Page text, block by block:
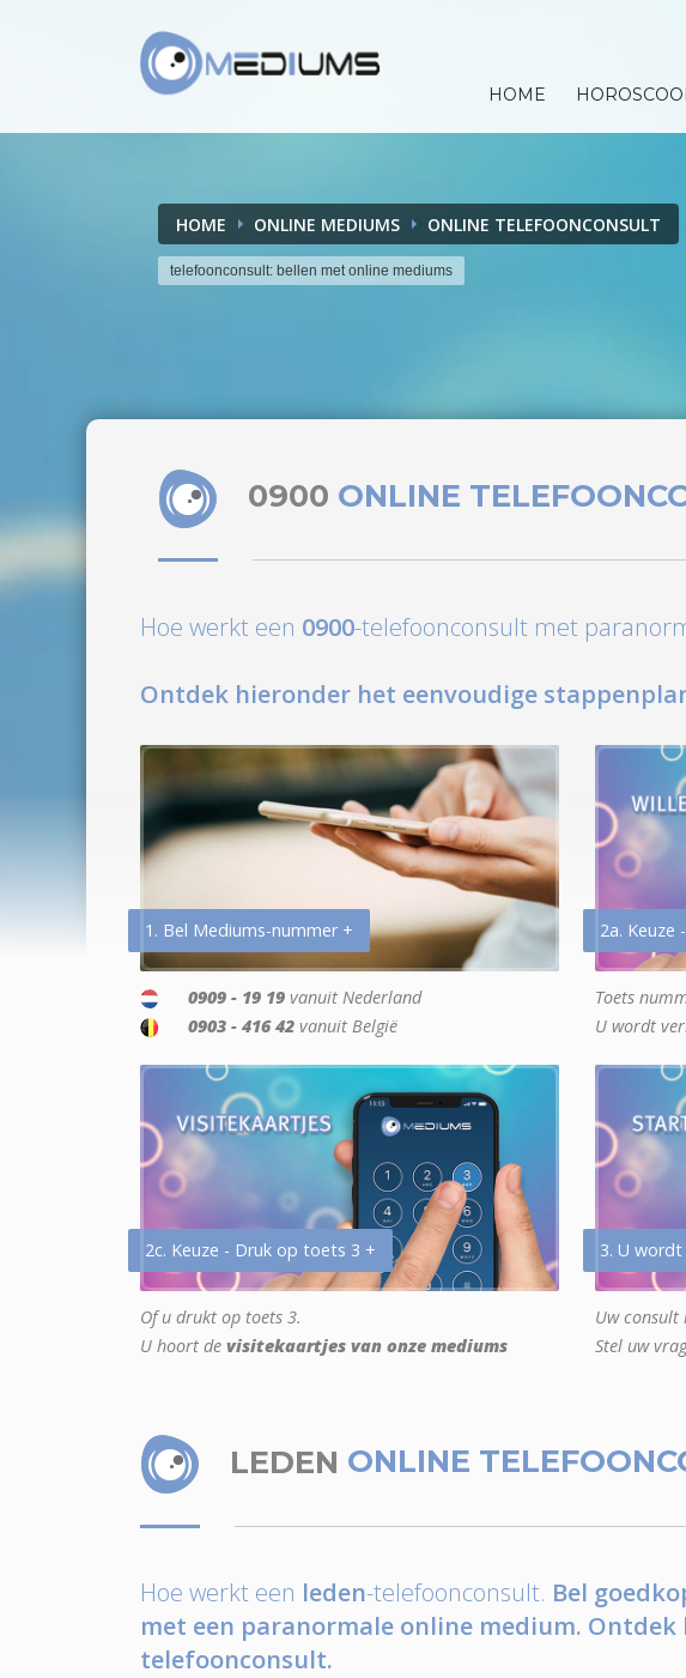
HOME
HOME ONLINE MEDIUMS ONLINE TELEFOONCONSULT
telefoonconsult: bellen met online mediums
0900 ONLINE
Hoe werkt een 0900-telefoonconsult met
Ontdek hieronder het eenvoudige
1. Bel Mediums-nummer +
0909 - 19 19 vanuit Nederland
0903 - 416 42 vanuit België
2a. Keuze
Toets
U wordt
2c. Keuze - Druk op toets 3 +
Of u drukt op toets 3.
U hoort de visitekaartjes van onze mediums
3. U
Uw consult
Stel uw
LEDEN ONLINE
Hoe werkt een leden-telefoonconsult. Bel
met een paranormale online medium.
telefoonconsult.